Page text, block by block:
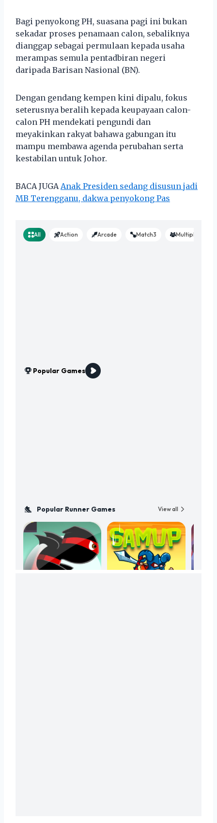
Bagi penyokong PH, suasana pagi ini bukan
sekadar proses penamaan calon, sebaliknya
dianggap sebagai permulaan kepada usaha
merampas semula pentadbiran negeri
daripada Barisan Nasional (BN).
Dengan gendang kempen kini dipalu, fokus
seterusnya beralih kepada keupayaan calon-
calon PH mendekati pengundi dan
meyakinkan rakyat bahawa gabungan itu
mampu membawa agenda perubahan serta
kestabilan untuk Johor.
BACA JUGA Anak Presiden sedang disusun jadi
MB Terengganu, dakwa penyokong Pas